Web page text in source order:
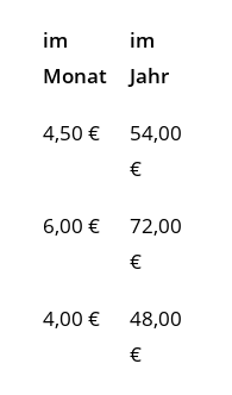
im
Monat
im
Jahr
4,50 €
54,00
€
6,00 €
72,00
€
4,00 €
48,00
€